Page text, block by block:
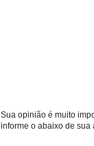
Sua opinião é muito
informe o abaixo de sua